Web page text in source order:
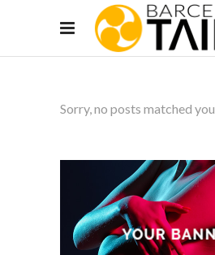
Sorry, no posts matched